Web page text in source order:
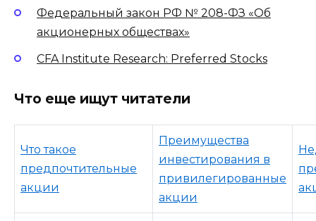
Федеральный закон РФ № 208-ФЗ «Об
акционерных обществах»
CFA Institute Research: Preferred Stocks
Что еще ищут читатели
Что такое
предпочтительные
акции
Преимущества
инвестирования в
привилегированные
акции